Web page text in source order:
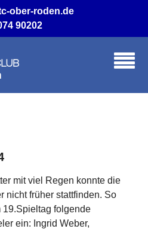
ober-roden.de
90202
mit viel Regen konnte die
nicht früher stattfinden. So
folgende
ein: Ingrid Weber,